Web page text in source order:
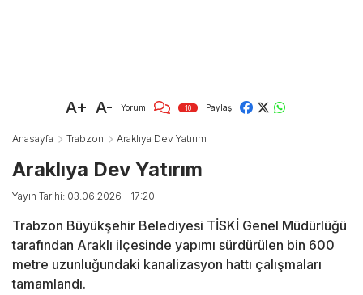
A+ A- Yorum 10 Paylaş
Anasayfa Trabzon Araklıya Dev Yatırım
Araklıya Dev Yatırım
Yayın Tarihi: 03.06.2026 - 17:20
Trabzon Büyükşehir Belediyesi TİSKİ Genel Müdürlüğü
tarafından Araklı ilçesinde yapımı sürdürülen bin 600
metre uzunluğundaki kanalizasyon hattı çalışmaları
tamamlandı.